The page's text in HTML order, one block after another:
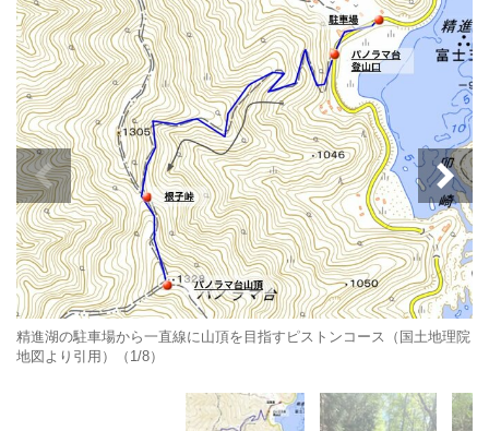
精進湖の駐車場から一直線に山頂を目指すピストンコース（国土地理院
地図より引用）（1/8）